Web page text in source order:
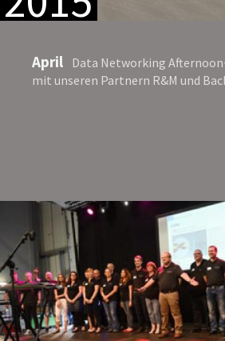
April Data Networking
mit unseren Partnern R&M und